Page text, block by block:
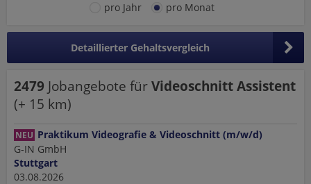
pro Jahr
pro Monat
Detaillierter Gehaltsvergleich
2479 Jobangebote fürVideoschnitt Assistent
(+ 15 km)
NEU Praktikum Videografie & Videoschnitt (m/w/d)
G-IN GmbH
Stuttgart
03.08.2026